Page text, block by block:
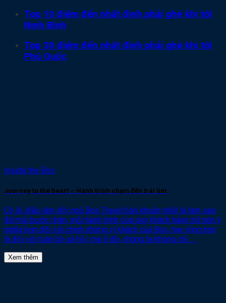
Top 10 điểm đến nhất định phải ghé khi tới
Ninh Bình
Top 30 điểm đến nhất định phải ghé khi tới
Phú Quốc
Inside the Box
Journey to the heart – Hành trình chạm đến trái tim
Có lẽ, điều làm đội ngũ Box Travel băn khoăn nhất là làm sao
để mỗi bước chân, mỗi hành trình của quý khách hàng trở nên ý
nghĩa hơn đối với chính những vị khách của Box, hay rộng hơn
là đối với toàn bộ xã hội, mà ở đó, chúng ta không chỉ......
Xem thêm